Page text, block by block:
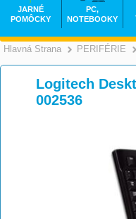
Hlavná Strana PERIFÉRIE
Logitech
002536
JARNÉ
POMÔCKY
PC,
NOTEBOOKY